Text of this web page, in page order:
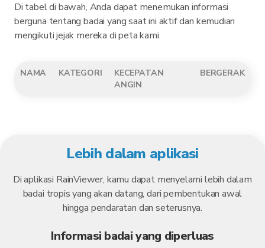
Di tabel di bawah, Anda dapat menemukan informasi
berguna tentang badai yang saat ini aktif dan kemudian
mengikuti jejak mereka di peta kami.
NAMA KATEGORI
KECEPATAN
ANGIN
BERGERAK
Lebih dalam aplikasi
Di aplikasi RainViewer, kamu dapat menyelami lebih dalam
badai tropis yang akan datang, dari pembentukan awal
hingga pendaratan dan seterusnya.
Informasi badai yang diperluas